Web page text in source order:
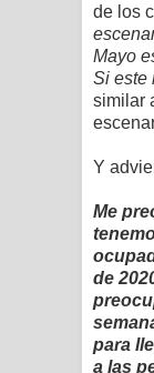
de los
Mayo
Si este
similar
Y
Me
de
para
a las